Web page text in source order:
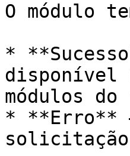
O módulo
*
disponível
módulos
* **Erro**
solicitação